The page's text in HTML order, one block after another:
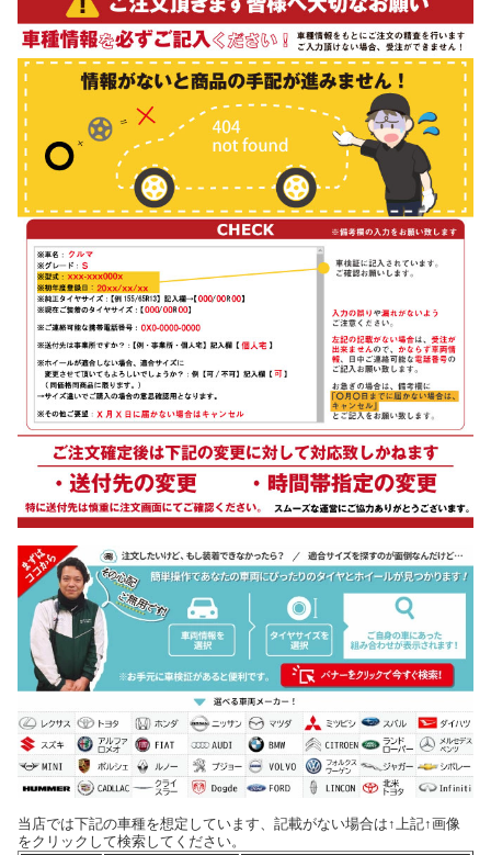
当店では下記の車種を想定しています、記載がない場合は↑上記↑画像
をクリックして検索してください。